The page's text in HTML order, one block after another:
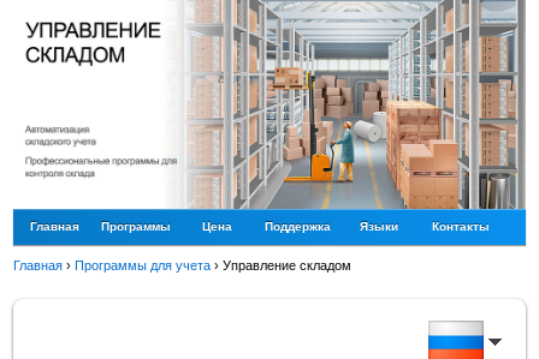
Главная Программы Цена Поддержка Языки Контакты
Главная ›Программы для учета ›Управление складом